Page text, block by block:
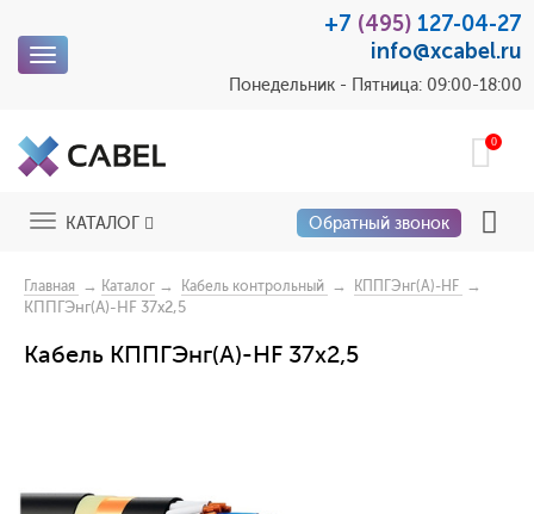
Toggle
+7 (495) 127-04-27
info@xcabel.ru
Понедельник - Пятница: 09:00-18:00
0
ToggleКАТАЛОГ Обратный звонок
Главная → Каталог → Кабель контрольный → КППГЭнг(A)-HF →
КППГЭнг(А)-HF 37х2,5
Кабель КППГЭнг(А)-HF 37х2,5